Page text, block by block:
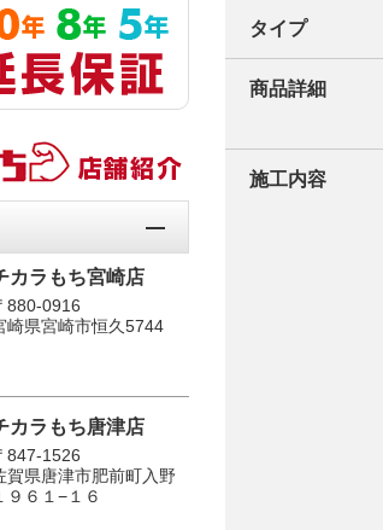
タイプ
商品詳細
施工内容
カラもち宮崎店
880-0916
崎県宮崎市恒久5744
カラもち唐津店
847-1526
賀県唐津市肥前町入野
９６１−１６